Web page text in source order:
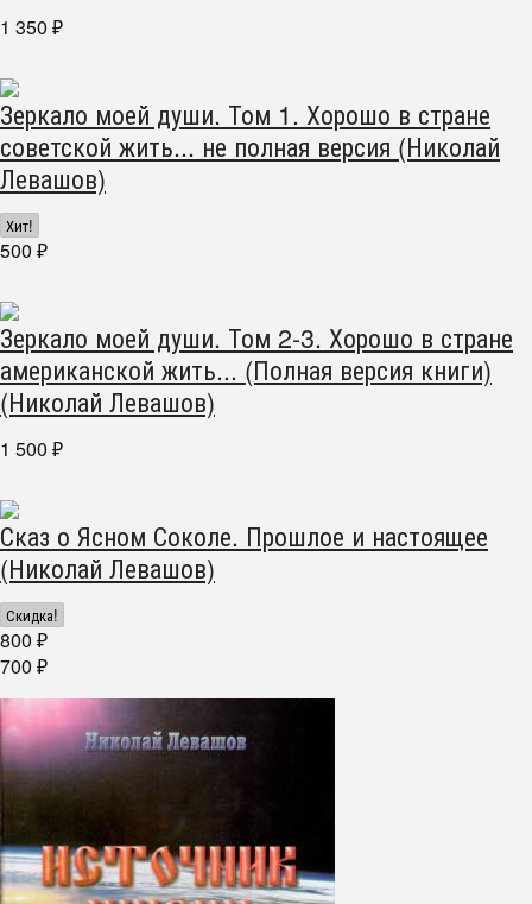
1 350 ₽
Зеркало моей души. Том 1. Хорошо в стране
советской жить... не полная версия (Николай
Левашов)
Хит!
500 ₽
Зеркало моей души. Том 2-3. Хорошо в стране
американской жить... (Полная версия книги)
(Николай Левашов)
1 500 ₽
Сказ о Ясном Соколе. Прошлое и настоящее
(Николай Левашов)
Скидка!
800 ₽
700 ₽